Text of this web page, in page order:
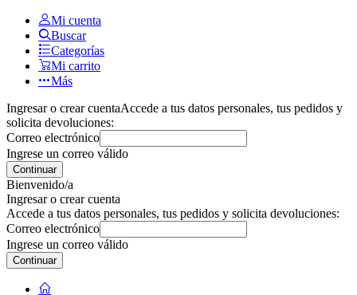
Mi cuenta
Buscar
Categorías
Mi carrito
Más
Ingresar o crear cuentaAccede a tus datos personales, tus pedidos y
solicita devoluciones:
Correo electrónico
Ingrese un correo válido
Continuar
Bienvenido/a
Ingresar o crear cuenta
Accede a tus datos personales, tus pedidos y solicita devoluciones:
Correo electrónico
Ingrese un correo válido
Continuar